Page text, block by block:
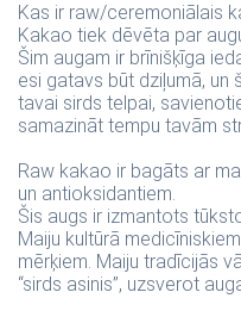
Kas ir raw/ceremoniālais
Kakao tiek dēvēta par
Šim augam ir brīnišķīga
esi gatavs būt dziļumā, un
tavai sirds telpai,
samazināt tempu tavām
Raw kakao ir bagāts ar
un antioksidantiem.
Šis augs ir izmantots
Maiju kultūrā
mērķiem. Maiju tradīcijās
“sirds asinis”, uzsverot